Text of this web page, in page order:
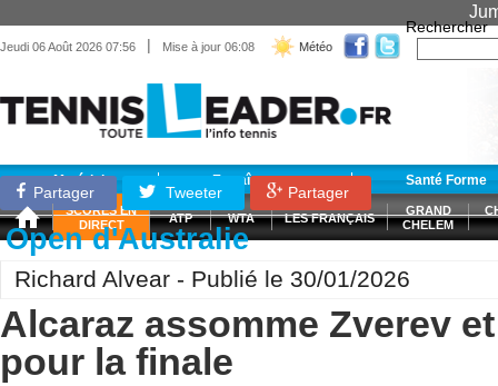
Jeudi 06 Août 2026 07:56 | Mise à jour 06:08 Météo
Rechercher
Matériel Entraînement Santé Forme
SCORES EN
DIRECT
ATP WTA LES FRANÇAIS
GRAND
CHELEM
Partager Tweeter Partager
Open d'Australie
Richard Alvear - Publié le 30/01/2026
Alcaraz assomme Zverev
pour la finale